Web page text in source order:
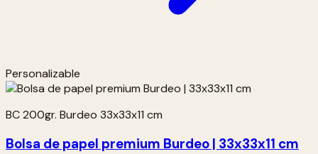
Personalizable
BC 200gr. Burdeo 33x33x11 cm
Bolsa de papel premium Burdeo | 33x33x11 cm